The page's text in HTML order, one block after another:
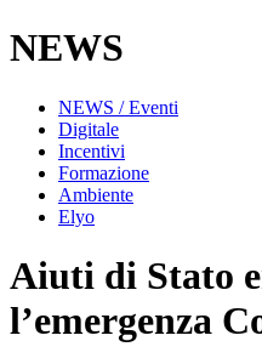
NEWS
NEWS / Eventi
Digitale
Incentivi
Formazione
Ambiente
Elyo
Aiuti di Stato
l’emergenza